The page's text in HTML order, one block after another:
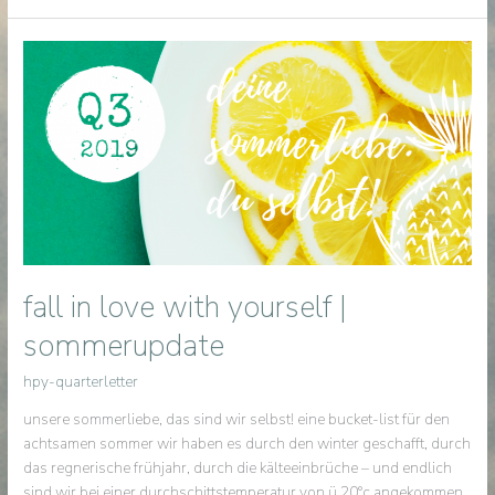
fall in love with yourself |
sommerupdate
hpy-quarterletter
unsere sommerliebe, das sind wir selbst! eine bucket-list für den
achtsamen sommer wir haben es durch den winter geschafft, durch
das regnerische frühjahr, durch die kälteeinbrüche – und endlich